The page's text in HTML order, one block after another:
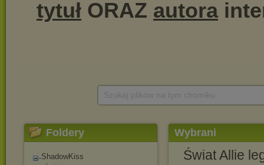
Foldery
ShadowKiss
Wybrani
Świat Allie